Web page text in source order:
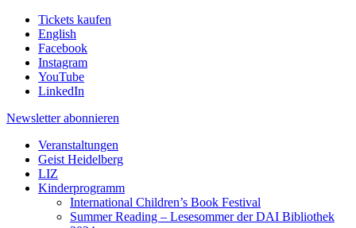
Tickets kaufen
English
Facebook
Instagram
YouTube
LinkedIn
Newsletter abonnieren
Veranstaltungen
Geist Heidelberg
LIZ
Kinderprogramm
International Children’s Book Festival
Summer Reading – Lesesommer der DAI Bibliothek